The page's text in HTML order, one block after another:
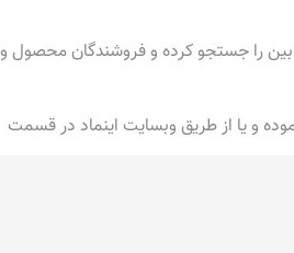
بین را جستجو کرده و فروشندگان محصول و
و یا از طریق وبسایت اینماد در قسمت